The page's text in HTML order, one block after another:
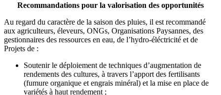
Recommandations pour la valorisation des opportunités
Au regard du caractère de la saison des pluies, il est recommandé
aux agriculteurs, éleveurs, ONGs, Organisations Paysannes, des
gestionnaires des ressources en eau, de l’hydro-éléctricité et de
Projets de :
Soutenir le déploiement de techniques d’augmentation de
rendements des cultures, à travers l’apport des fertilisants
(fumure organique et engrais minéral) et la mise en place de
variétés à haut rendement ;